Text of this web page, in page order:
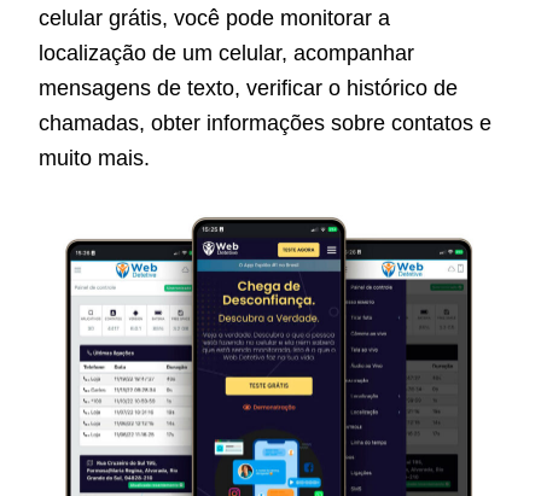
celular grátis, você pode monitorar a
localização de um celular, acompanhar
mensagens de texto, verificar o histórico de
chamadas, obter informações sobre contatos e
muito mais.